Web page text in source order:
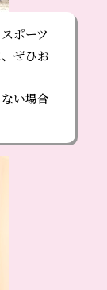
ポーツ
ぜひお
い場合